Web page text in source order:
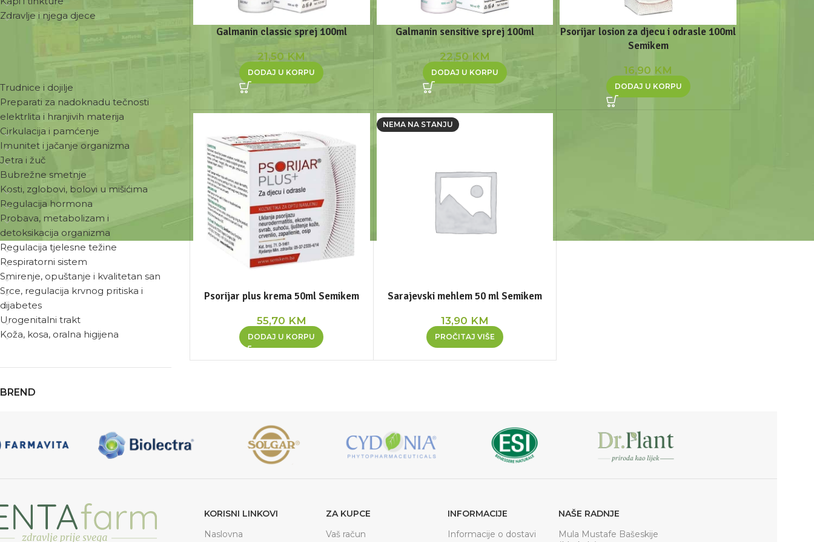
Zdravlje i njega djece
ZDRAVSTVENE POTREBE
Trudnice i dojilje
Preparati za nadoknadu tečnosti
elektrlita i hranjivih materija
Cirkulacija i pamćenje
Imunitet i jačanje organizma
Jetra i žuč
Bubrežne smetnje
Kosti, zglobovi, bolovi u mišićima
Regulacija hormona
Probava, metabolizam i
detoksikacija organizma
Regulacija tjelesne težine
Respiratorni sistem
Smirenje, opuštanje i kvalitetan san
Srce, regulacija krvnog pritiska i
dijabetes
Urogenitalni trakt
Koža, kosa, oralna higijena
BREND
Galmanin classic sprej 100ml
21,50 KM
DODAJ U KORPU
Galmanin sensitive sprej 100ml
22,50 KM
DODAJ U KORPU
Psorijar losion za djecu i odrasle 100ml
Semikem
16,90 KM
DODAJ U KORPU
Psorijar plus krema 50ml Semikem
55,70 KM
DODAJ U KORPU
NEMA NA STANJU
Sarajevski mehlem 50 ml Semikem
13,90 KM
PROČITAJ VIŠE
KORISNI LINKOVI
Naslovna
ZA KUPCE
Vaš račun
INFORMACIJE
Informacije o dostavi
NAŠE RADNJE
Mula Mustafe Bašeskije